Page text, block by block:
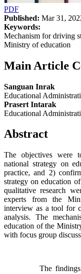
PDF
Published: Mar 31,
Keywords:
Mechanism for driving
Ministry of education
Main Article
Sanguan Inrak
Educational
Prasert Intarak
Educational
Abstract
The objectives were
national strategy on
practice, and 2)
strategy on education
qualitative research
experts from the
interview as a tool for
analysis. The
education of the
with focus group
The findings of